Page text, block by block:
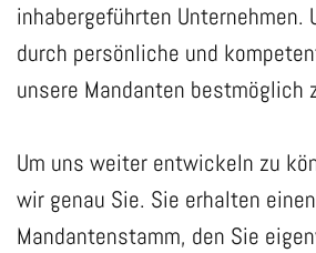
inhabergeführten Unternehmen.
durch persönliche und
unsere Mandanten bestmöglich
Um uns weiter entwickeln zu
wir genau Sie. Sie erhalten
Mandantenstamm, den Sie